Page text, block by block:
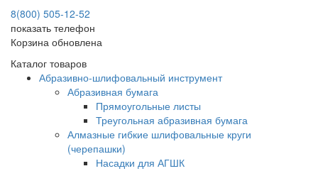
8(800) 505-12-52
показать телефон
Корзина обновлена
Каталог товаров
Абразивно-шлифовальный инструмент
Абразивная бумага
Прямоугольные листы
Треугольная абразивная бумага
Алмазные гибкие шлифовальные круги
(черепашки)
Насадки для АГШК